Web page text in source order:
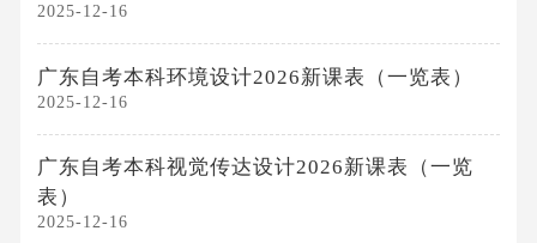
2025-12-16
广东自考本科环境设计2026新课表（一览表）
2025-12-16
广东自考本科视觉传达设计2026新课表（一览
表）
2025-12-16